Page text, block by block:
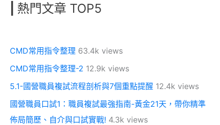
熱門文章 TOP5
CMD常用指令整理 63.4k views
CMD常用指令整理-2 12.9k views
5.1-國營職員複試流程剖析與7個重點提醒 12.4k views
國營職員口試1：職員複試最強指南-黃金21天，帶你精準
佈局簡歷、自介與口試實戰! 4.3k views